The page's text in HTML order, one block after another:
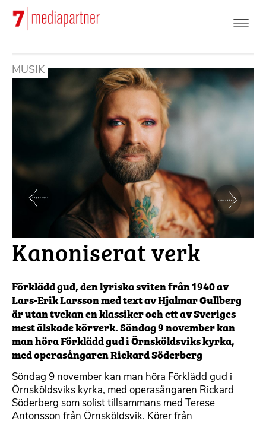
Hoppa
huvudinnehåll
MUSIK
Föregående Nästa
Kanoniserat verk
Förklädd gud, den lyriska sviten från 1940 av
Lars-Erik Larsson med text av Hjalmar Gullberg
är utan tvekan en klassiker och ett av Sveriges
mest älskade körverk. Söndag 9 november kan
man höra Förklädd gud i Örnsköldsviks kyrka,
med operasångaren Rickard Söderberg
Söndag 9 november kan man höra Förklädd gud i
Örnsköldsviks kyrka, med operasångaren Rickard
Söderberg som solist tillsammans med Terese
Antonsson från Örnsköldsvik. Körer från